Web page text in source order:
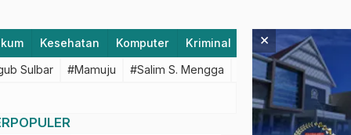
Kesehatan Komputer Kriminal Lifestyle
Sulbar #Mamuju #Salim S. Mengga #featured #Polda
×